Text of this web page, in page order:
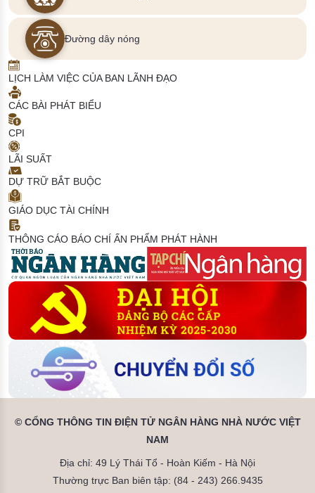
Đường dây nóng
LỊCH LÀM VIỆC CỦA BAN LÃNH ĐẠO
CÁC BÀI PHÁT BIỂU
CPI
LÃI SUẤT
DỰ TRỮ BẮT BUỘC
GIÁO DỤC TÀI CHÍNH
THÔNG CÁO BÁO CHÍ ẤN PHẨM PHÁT HÀNH
© CỔNG THÔNG TIN ĐIỆN TỬ NGÂN HÀNG NHÀ NƯỚC VIỆT
NAM
Địa chỉ: 49 Lý Thái Tổ - Hoàn Kiếm - Hà Nội
Thường trực Ban biên tập: (84 - 243) 266.9435